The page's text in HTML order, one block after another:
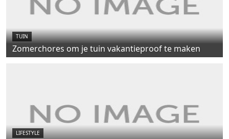
TUIN
Zomerchores om je tuin vakantieproof te maken
LIFESTYLE